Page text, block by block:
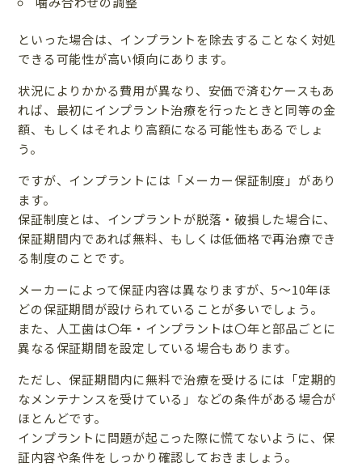
といった場合は、インプラントを除去することなく対処
できる可能性が高い傾向にあります。
状況によりかかる費用が異なり、安価で済むケースもあ
れば、最初にインプラント治療を行ったときと同等の金
額、もしくはそれより高額になる可能性もあるでしょ
う。
ですが、インプラントには「メーカー保証制度」があり
ます。
保証制度とは、インプラントが脱落・破損した場合に、
保証期間内であれば無料、もしくは低価格で再治療でき
る制度のことです。
メーカーによって保証内容は異なりますが、5～10年ほ
どの保証期間が設けられていることが多いでしょう。
また、人工歯は〇年・インプラントは〇年と部品ごとに
異なる保証期間を設定している場合もあります。
ただし、保証期間内に無料で治療を受けるには「定期的
なメンテナンスを受けている」などの条件がある場合が
ほとんどです。
インプラントに問題が起こった際に慌てないように、保
証内容や条件をしっかり確認しておきましょう。